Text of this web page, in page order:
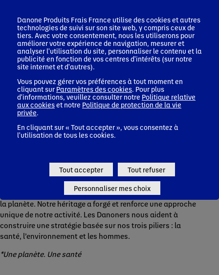
Répartition des ventes par zones
Liste des filiales au 31 décembre 2025
Notre vision One Planet, One Health* nous encourage à
créer des produits sains pour les consommateurs et pour
la planète. Notre héritage a forgé et renforce une approche
unique de notre activité. Les Danoners nous aident à
construire une stratégie basée sur nos trois piliers : la
santé, l’environnement et les hommes.
*Une planète. Une santé
Danone Produits Frais France utilise des cookies et autres
technologies de suivi sur son site web, y compris ceux de
tiers. Avec votre consentement, nous les utiliserons pour
améliorer votre expérience de navigation, mesurer et
analyser l'utilisation du site, personnaliser le contenu et la
publicité en fonction de vos centres d'intérêts (sur notre
site internet et d'autres).
Vous pouvez gérer vos préférences à tout moment en
cliquant sur Paramètres des cookies. Pour plus
d'informations, veuillez consulter notre Politique relative
aux cookieset notre Politique de protection de la vie
privée.
En cliquant sur « Tout accepter », vous consentez à
l'utilisation de tous les cookies.
Tout accepter Tout refuser
Personnaliser mes choix